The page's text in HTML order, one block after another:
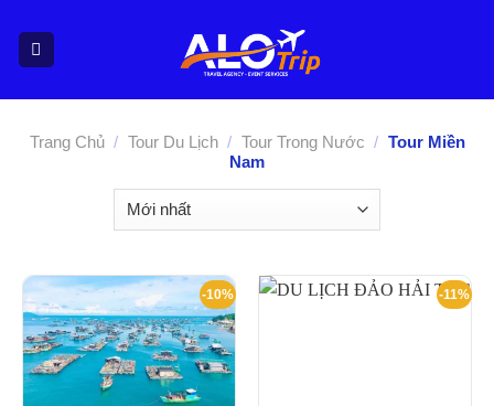
qua
nội
dung
Trang Chủ / Tour Du Lịch / Tour Trong Nước / Tour Miền
Nam
-10% -11%